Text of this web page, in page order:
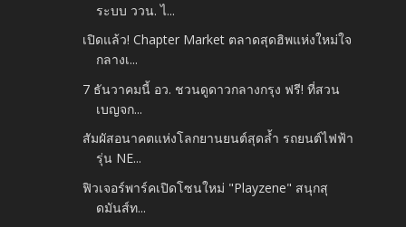
ระบบ ววน. ไ...
เปิดแล้ว! Chapter Market ตลาดสุดฮิพแห่งใหม่ใจ
กลางเ...
7 ธันวาคมนี้ อว. ชวนดูดาวกลางกรุง ฟรี! ที่สวน
เบญจก...
สัมผัสอนาคตแห่งโลกยานยนต์สุดล้ำ รถยนต์ไฟฟ้า
รุ่น NE...
ฟิวเจอร์พาร์คเปิดโซนใหม่ "Playzene" สนุกสุ
ดมันส์ท...